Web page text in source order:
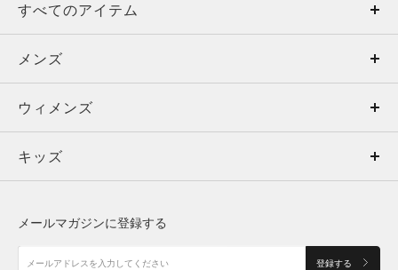
すべてのアイテム
メンズ
ウィメンズ
キッズ
アクセサリー
メンズ
トップス
ボトムス
アクセサリー
ウィメンズ
トップス
シューズ
キッズ
メールマガジンに登録する
登録する